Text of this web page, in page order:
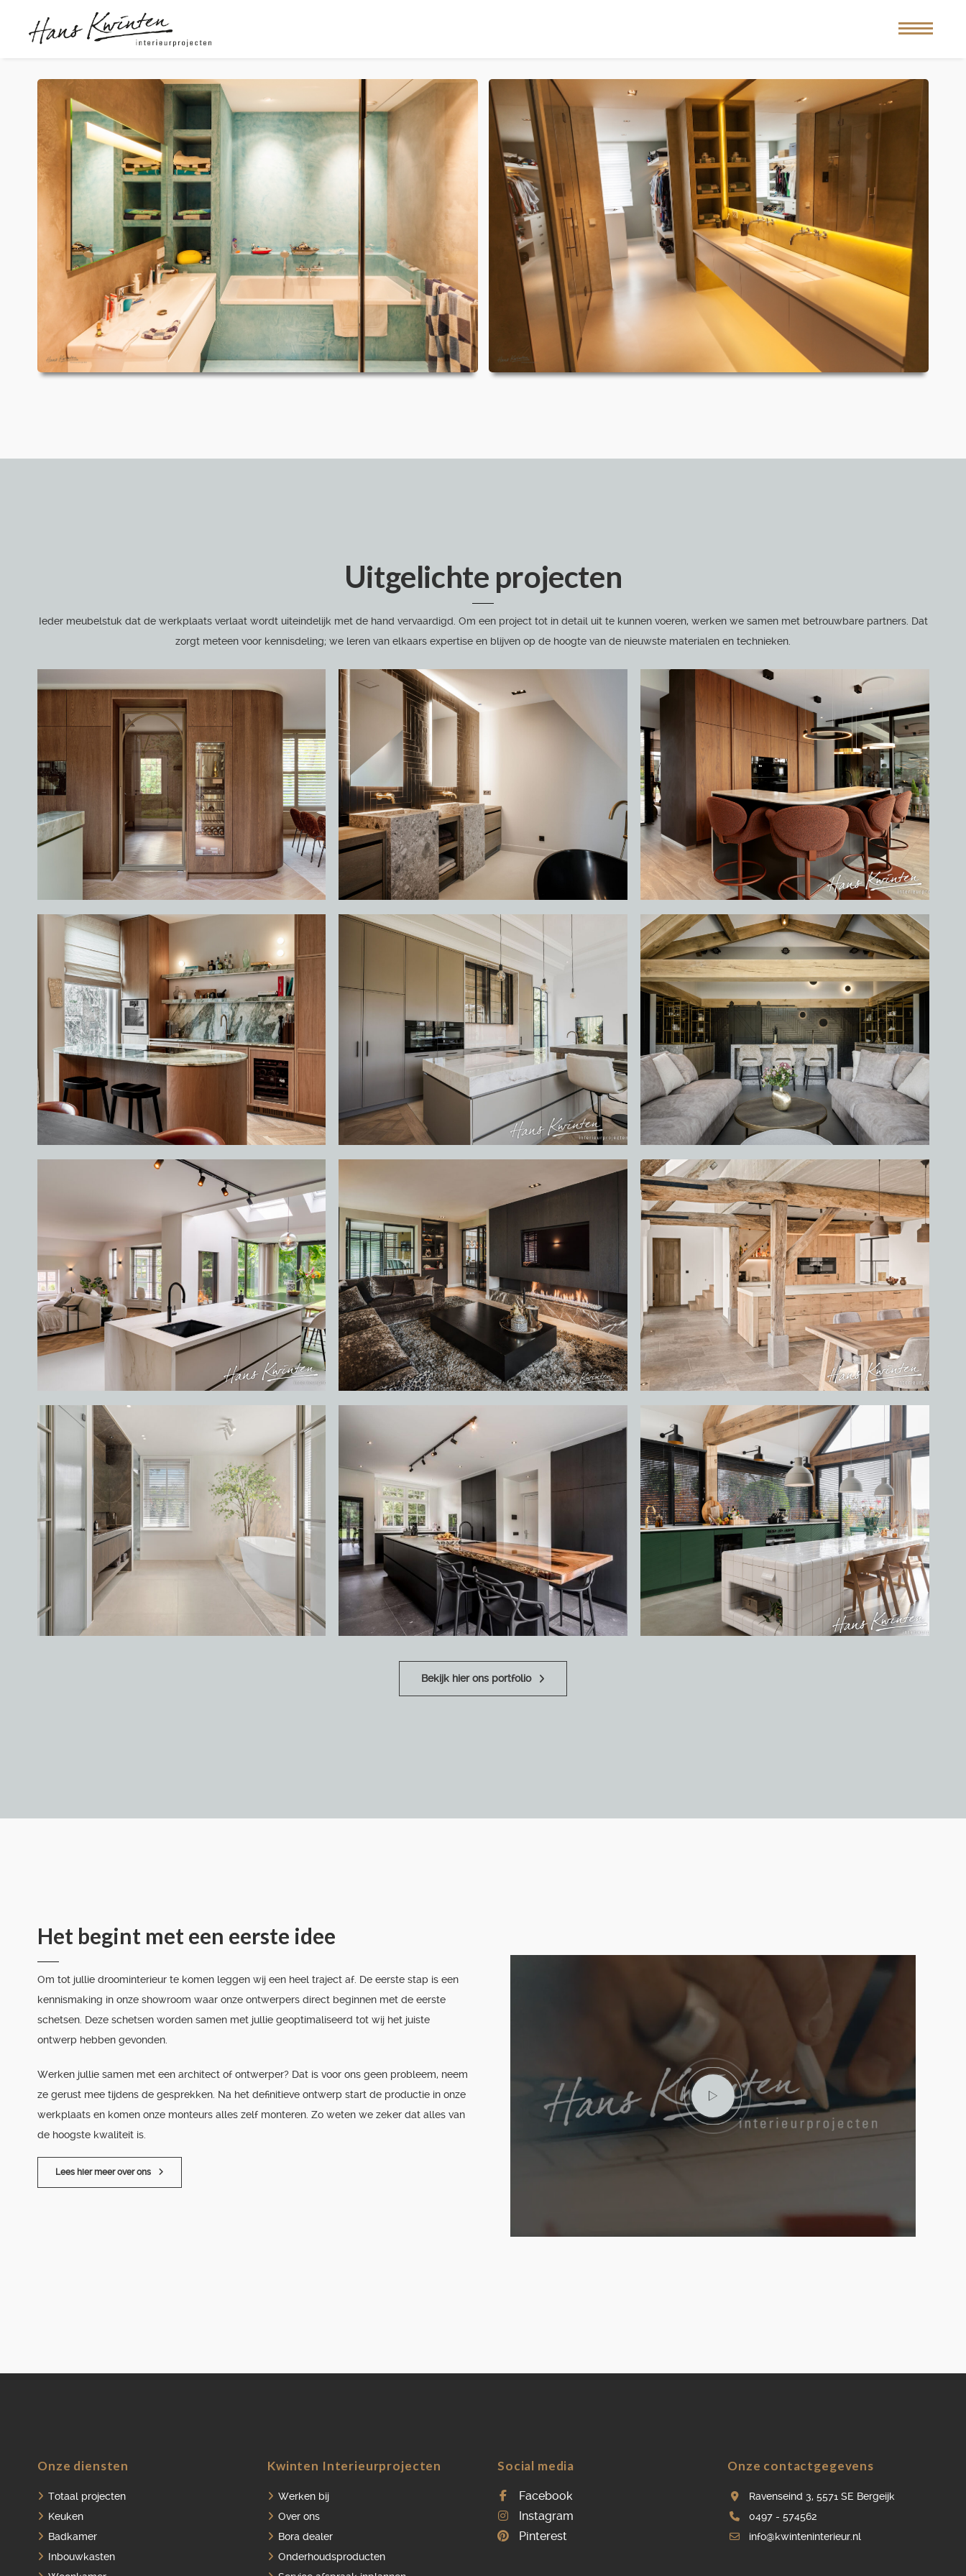
Uitgelichte projecten
Ieder meubelstuk dat de werkplaats verlaat wordt uiteindelijk met de hand vervaardigd. Om een project tot in detail uit te kunnen voeren, werken we samen met betrouwbare partners. Dat
zorgt meteen voor kennisdeling; we leren van elkaars expertise en blijven op de hoogte van de nieuwste materialen en technieken.
Bekijk hier ons portfolio
Het begint met een eerste idee
Om tot jullie droominterieur te komen leggen wij een heel traject af. De eerste stap is een
kennismaking in onze showroom waar onze ontwerpers direct beginnen met de eerste
schetsen. Deze schetsen worden samen met jullie geoptimaliseerd tot wij het juiste
ontwerp hebben gevonden.
Werken jullie samen met een architect of ontwerper? Dat is voor ons geen probleem, neem
ze gerust mee tijdens de gesprekken. Na het definitieve ontwerp start de productie in onze
werkplaats en komen onze monteurs alles zelf monteren. Zo weten we zeker dat alles van
de hoogste kwaliteit is.
Lees hier meer over ons
Onze diensten
Totaal projecten
Keuken
Badkamer
Inbouwkasten
Kwinten Interieurprojecten
Werken bij
Over ons
Bora dealer
Onderhoudsproducten
Social media
Facebook
Instagram
Pinterest
Onze contactgegevens
Ravenseind 3, 5571 SE Bergeijk
0497 - 574562
info@kwinteninterieur.nl
HOME
PORTFOLIO
OVER ONS
VACATURES
ONDERHOUDSPRODUCTEN
SERVICE AFSPRAAK INPLANNEN
APPARATEN REGISTREREN